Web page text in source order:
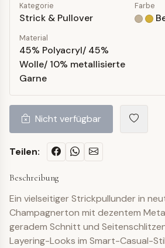
Kategorie
Strick & Pullover
Farbe
Material
45% Polyacryl/ 45%
Wolle/ 10% metallisierte
Garne
Nicht verfügbar
Teilen:
Beschreibung
Ein vielseitiger Strickpullunder in
Champagnerton mit dezentem
geradem Schnitt und
Layering-Looks im Smart-Casual-